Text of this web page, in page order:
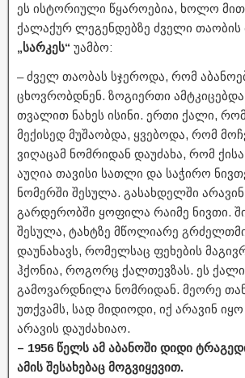
ეს ისტორიული წყაროებია, ხოლო
ქალაქურ ლეგენდებზე ძველი
„სარკეს“ უამბო:
– ძველ თაობას სჯეროდა, რომ
ცხოვრობდნენ. ზოგიერთი
თვალით ნახეს ისინი. ერთი ქალი,
მექისედ მუშაობდა, ყვებოდა, რომ
ვიღაცამ ნომრიდან დაუძახა, რომ
აუღია თავისი სათლი და საჭირო
ნომერში შესულა. გასახდელში
გარდერობში ყოფილა რაიმე ნივთი.
შესულა, ტახტზე მწოლიარე
დაუნახავს, რომელსაც ფეხების
ჰქონია, როგორც ქალთევზას. ეს ქალი
გამოვარდნილა ნომრიდან. მეორე
უთქვამს, სად მიდიოდი, იქ არავინ
არავის დაუძახიაო.
– 1956 წელს ამ აბანოში დიდი
ამის შესახებაც მოგვიყევით.